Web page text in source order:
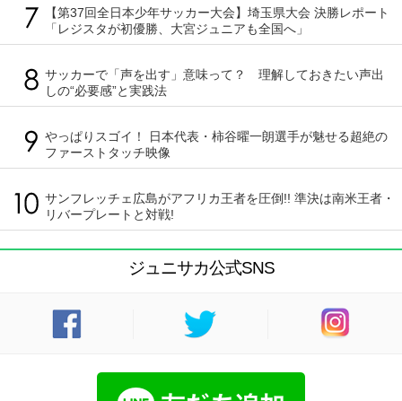
【第37回全日本少年サッカー大会】埼玉県大会 決勝レポート
「レジスタが初優勝、大宮ジュニアも全国へ」
サッカーで「声を出す」意味って？ 理解しておきたい声出
しの“必要感”と実践法
やっぱりスゴイ！ 日本代表・柿谷曜一朗選手が魅せる超絶の
ファーストタッチ映像
サンフレッチェ広島がアフリカ王者を圧倒!! 準決は南米王者・
リバープレートと対戦!
ジュニサカ公式SNS